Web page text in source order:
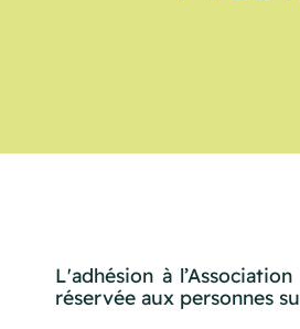
L'adhésion à
réservée aux personnes